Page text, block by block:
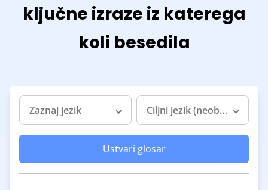
ključne izraze iz katerega
koli besedila
Zaznaj jezik Ciljni jezik (neobvezno)
Ustvari glosar